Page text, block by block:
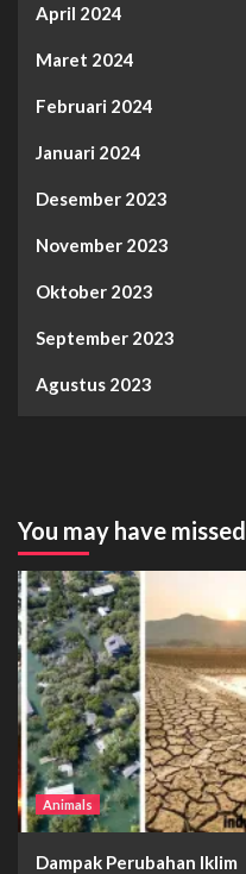
April 2024
Maret 2024
Februari 2024
Januari 2024
Desember 2023
November 2023
Oktober 2023
September 2023
Agustus 2023
You may have missed
Animals
Dampak Perubahan Iklim